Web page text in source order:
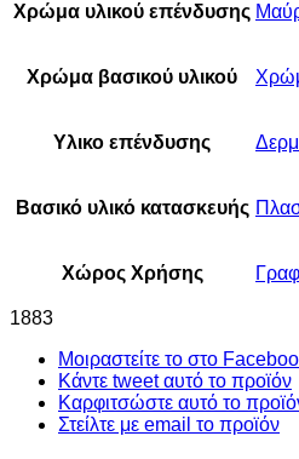
Χρώμα υλικού επένδυσης
Χρώμα βασικού υλικού
Υλικο επένδυσης
Βασικό υλικό κατασκευής
Χώρος Χρήσης
1883
Μοιραστείτε το στο
Κάντε tweet αυτό το προϊόν
Καρφιτσώστε αυτό το
Στείλτε με email το προϊόν